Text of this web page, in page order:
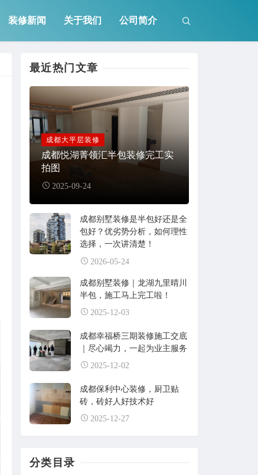
装修新闻 关于我们 公司简介
最近热门文章
成都大平层装修
成都悦湖菁领汇半包装修完工实
拍图
2025-09-24
成都别墅装修是半包好还是全
包好？优劣势分析，如何理性
选择，一次讲清楚！
2026-05-24
成都别墅装修｜龙湖九里晴川
半包，施工马上完工啦！
2025-12-03
成都幸福桥三期装修施工交底
｜尽心竭力，一起为业主服务
2025-12-02
成都保利中心装修，厨卫贴
砖，砖好人好技术好
2025-12-27
分类目录